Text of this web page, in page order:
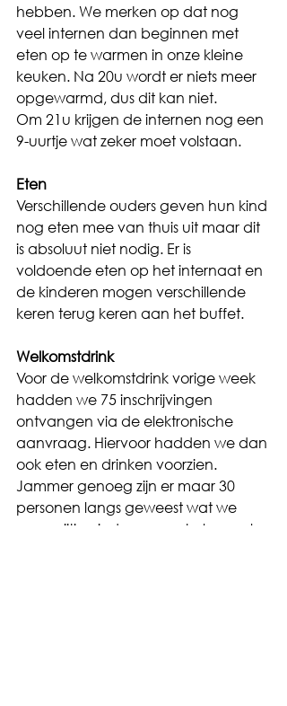
hebben. We merken op dat nog
veel internen dan beginnen met
eten op te warmen in onze kleine
keuken. Na 20u wordt er niets meer
opgewarmd, dus dit kan niet.
Om 21u krijgen de internen nog een
9-uurtje wat zeker moet volstaan.
Eten
Verschillende ouders geven hun kind
nog eten mee van thuis uit maar dit
is absoluut niet nodig. Er is
voldoende eten op het internaat en
de kinderen mogen verschillende
keren terug keren aan het buffet.
Welkomstdrink
Voor de welkomstdrink vorige week
hadden we 75 inschrijvingen
ontvangen via de elektronische
aanvraag. Hiervoor hadden we dan
ook eten en drinken voorzien.
Jammer genoeg zijn er maar 30
personen langs geweest wat we
zeer spijtig vinden en met als gevolg